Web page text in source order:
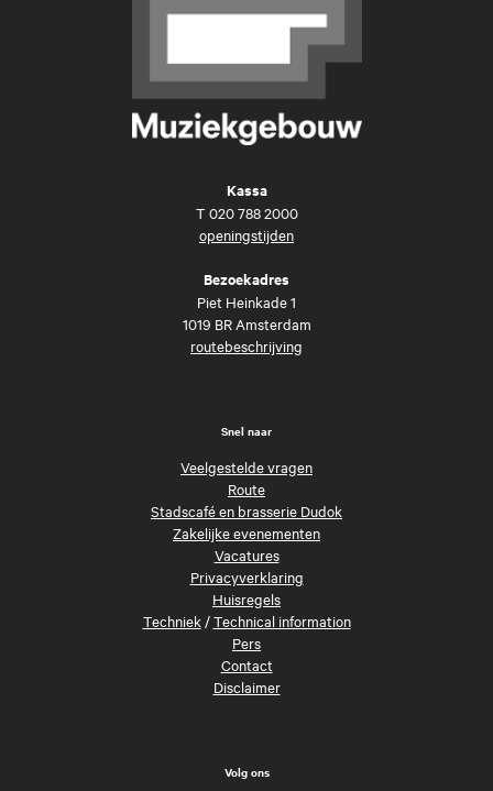
Kassa
T 020 788 2000
openingstijden
Bezoekadres
Piet Heinkade 1
1019 BR Amsterdam
routebeschrijving
Snel naar
Veelgestelde vragen
Route
Stadscafé en brasserie Dudok
Zakelijke evenementen
Vacatures
Privacyverklaring
Huisregels
Techniek/Technical information
Pers
Contact
Disclaimer
Volg ons